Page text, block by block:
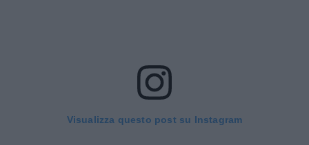
Visualizza questo post su Instagram